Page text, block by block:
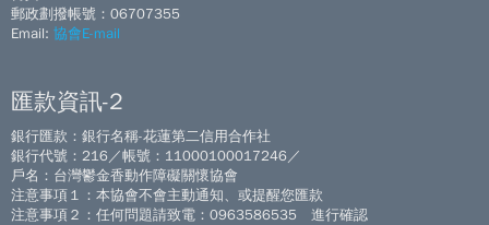
郵政劃撥帳號：06707355
Email: 協會E-mail
匯款資訊-2
銀行匯款：銀行名稱-花蓮第二信用合作社
銀行代號：216／帳號：11000100017246／
戶名：台灣鬱金香動作障礙關懷協會
注意事項１：本協會不會主動通知、或提醒您匯款
注意事項２：任何問題請致電：0963586535 進行確認